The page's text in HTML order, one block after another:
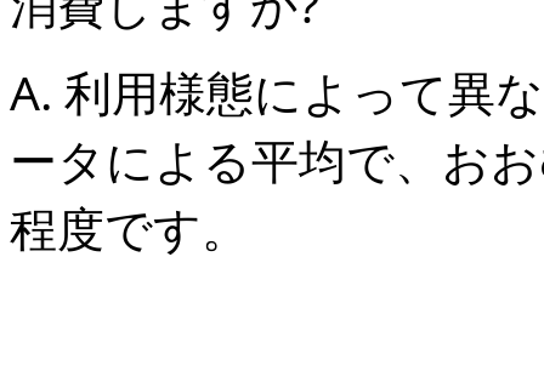
A. 利用様態によって異
ータによる平均で、お
程度です。